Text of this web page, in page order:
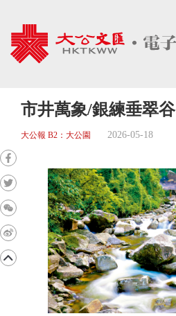
市井萬象/銀練垂翠谷
大公報 B2：大公園 2026-05-18